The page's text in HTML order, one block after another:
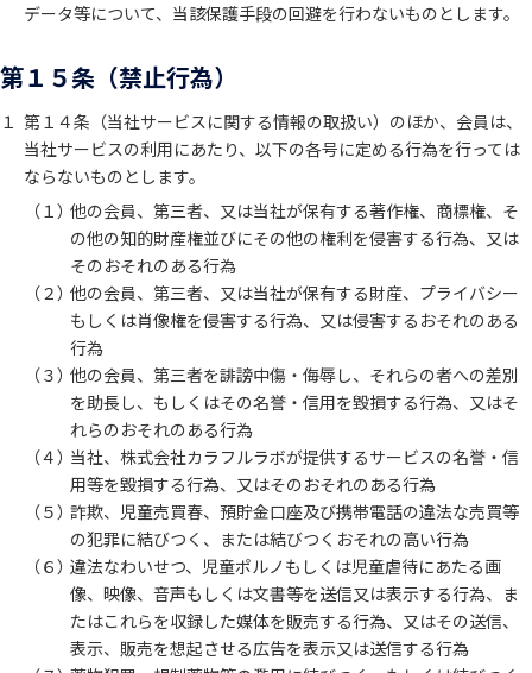
データ等について、当該保護手段の回避を行わないものとします。
第１５条（禁止行為）
１ 第１４条（当社サービスに関する情報の取扱い）のほか、会員は、
当社サービスの利用にあたり、以下の各号に定める行為を行っては
ならないものとします。
（１）他の会員、第三者、又は当社が保有する著作権、商標権、そ
の他の知的財産権並びにその他の権利を侵害する行為、又は
そのおそれのある行為
（２）他の会員、第三者、又は当社が保有する財産、プライバシー
もしくは肖像権を侵害する行為、又は侵害するおそれのある
行為
（３）他の会員、第三者を誹謗中傷・侮辱し、それらの者への差別
を助長し、もしくはその名誉・信用を毀損する行為、又はそ
れらのおそれのある行為
（４）当社、株式会社カラフルラボが提供するサービスの名誉・信
用等を毀損する行為、又はそのおそれのある行為
（５）詐欺、児童売買春、預貯金口座及び携帯電話の違法な売買等
の犯罪に結びつく、または結びつくおそれの高い行為
（６）違法なわいせつ、児童ポルノもしくは児童虐待にあたる画
像、映像、音声もしくは文書等を送信又は表示する行為、ま
たはこれらを収録した媒体を販売する行為、又はその送信、
表示、販売を想起させる広告を表示又は送信する行為